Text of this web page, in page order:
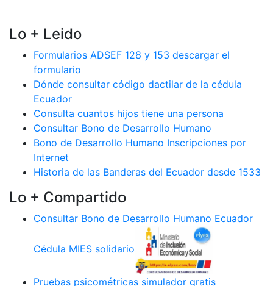
Lo + Leido
Formularios ADSEF 128 y 153 descargar el
formulario
Dónde consultar código dactilar de la cédula
Ecuador
Consulta cuantos hijos tiene una persona
Consultar Bono de Desarrollo Humano
Bono de Desarrollo Humano Inscripciones por
Internet
Historia de las Banderas del Ecuador desde 1533
Lo + Compartido
Consultar Bono de Desarrollo Humano Ecuador
Cédula MIES solidario
Pruebas psicométricas simulador gratis